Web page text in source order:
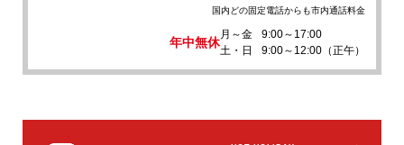
国内どの固定電話からも市内通話料金
年中無休
月～金
9:00～17:00
土・日
9:00～12:00（正午）